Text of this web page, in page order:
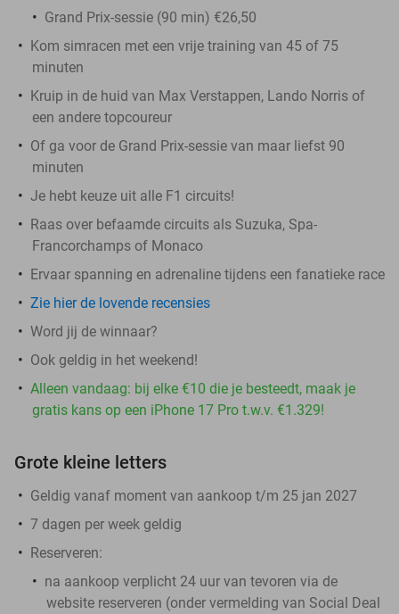
Grand Prix-sessie (90 min) €26,50
Kom simracen met een vrije training van 45 of 75
minuten
Kruip in de huid van Max Verstappen, Lando Norris of
een andere topcoureur
Of ga voor de Grand Prix-sessie van maar liefst 90
minuten
Je hebt keuze uit alle F1 circuits!
Raas over befaamde circuits als Suzuka, Spa-
Francorchamps of Monaco
Ervaar spanning en adrenaline tijdens een fanatieke race
Zie hier de lovende recensies
Word jij de winnaar?
Ook geldig in het weekend!
Alleen vandaag: bij elke €10 die je besteedt, maak je
gratis kans op een iPhone 17 Pro t.w.v. €1.329!
Grote kleine letters
Geldig vanaf moment van aankoop t/m 25 jan 2027
7 dagen per week geldig
Reserveren:
na aankoop verplicht 24 uur van tevoren via de
website reserveren (onder vermelding van Social Deal